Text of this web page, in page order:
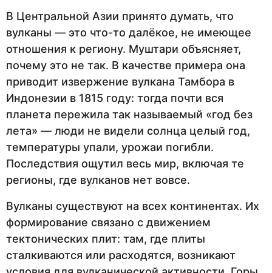
В Центральной Азии принято думать, что
вулканы — это что-то далёкое, не имеющее
отношения к региону. Муштари объясняет,
почему это не так. В качестве примера она
приводит извержение вулкана Тамбора в
Индонезии в 1815 году: тогда почти вся
планета пережила так называемый «год без
лета» — люди не видели солнца целый год,
температуры упали, урожаи погибли.
Последствия ощутил весь мир, включая те
регионы, где вулканов нет вовсе.
Вулканы существуют на всех континентах. Их
формирование связано с движением
тектонических плит: там, где плиты
сталкиваются или расходятся, возникают